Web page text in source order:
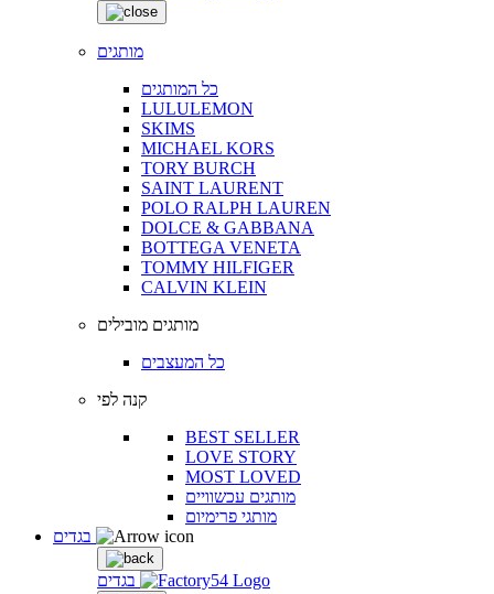
מותגים
כל המותגים
LULULEMON
SKIMS
MICHAEL KORS
TORY BURCH
SAINT LAURENT
POLO RALPH LAUREN
DOLCE & GABBANA
BOTTEGA VENETA
TOMMY HILFIGER
CALVIN KLEIN
מותגים מובילים
כל המעצבים
קנה לפי
BEST SELLER
LOVE STORY
MOST LOVED
מותגים עכשוויים
מותגי פרימיום
בגדים